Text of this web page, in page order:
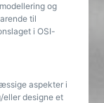
og
til
i OSI-
aspekter i
eller designe et